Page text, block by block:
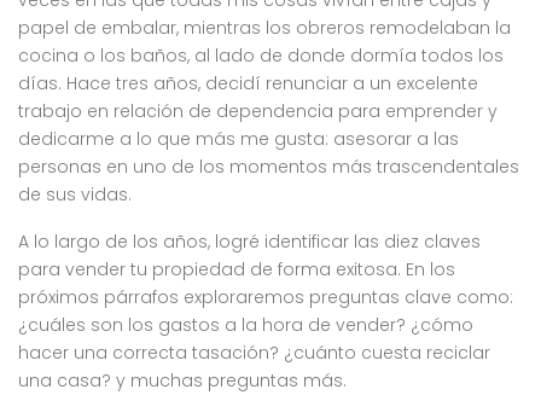
papel de embalar, mientras los obreros remodelaban la
cocina o los baños, al lado de donde dormía todos los
días. Hace tres años, decidí renunciar a un excelente
trabajo en relación de dependencia para emprender y
dedicarme a lo que más me gusta: asesorar a las
personas en uno de los momentos más trascendentales
de sus vidas.
A lo largo de los años, logré identificar las diez claves
para vender tu propiedad de forma exitosa. En los
próximos párrafos exploraremos preguntas clave como:
¿cuáles son los gastos a la hora de vender? ¿cómo
hacer una correcta tasación? ¿cuánto cuesta reciclar
una casa? y muchas preguntas más.